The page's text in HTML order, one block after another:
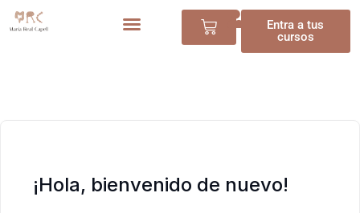
Entra a tus
cursos
¡Hola, bienvenido de nuevo!